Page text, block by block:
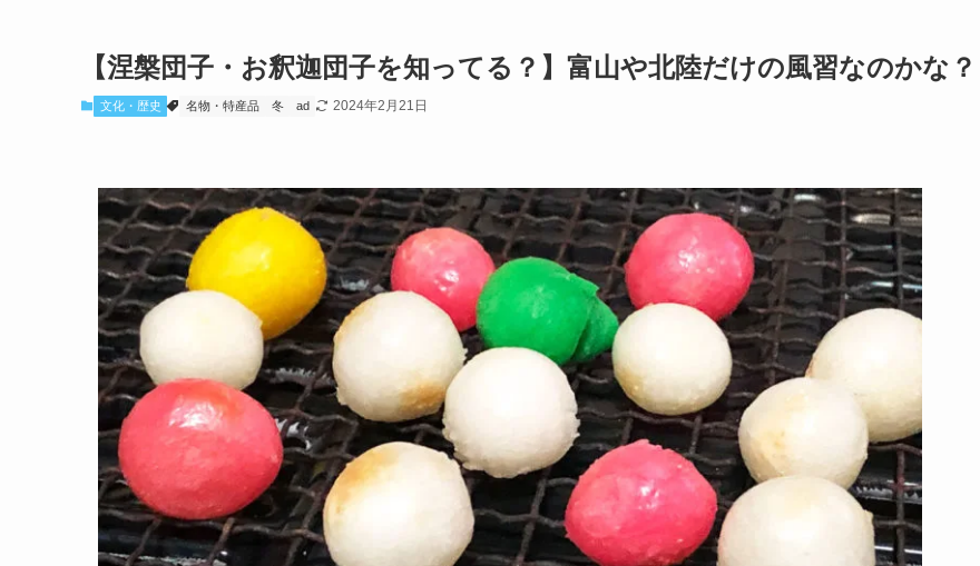
【涅槃団子・お釈迦団子を知ってる？】富山や北陸だけの風習なのかな？
文化・歴史 名物・特産品 冬 ad 2024年2月21日